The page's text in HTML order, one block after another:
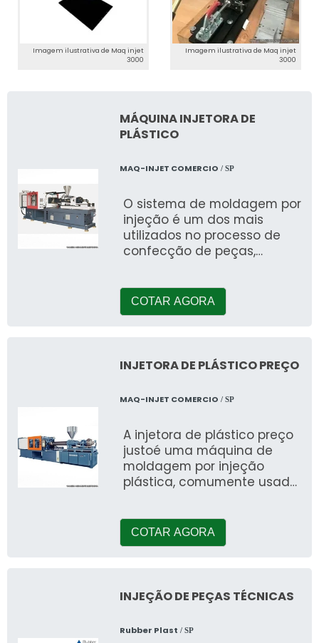
Imagem ilustrativa de Maq injet
3000
Imagem ilustrativa de Maq injet
3000
MÁQUINA INJETORA DE
PLÁSTICO
MAQ-INJET COMERCIO / SP
O sistema de moldagem por
injeção é um dos mais
utilizados no processo de
confecção de peças,
COTAR AGORA
INJETORA DE PLÁSTICO PREÇO
MAQ-INJET COMERCIO / SP
A injetora de plástico preço
justoé uma máquina de
moldagem por injeção
plástica, comumente usada
COTAR AGORA
INJEÇÃO DE PEÇAS TÉCNICAS
Rubber Plast / SP